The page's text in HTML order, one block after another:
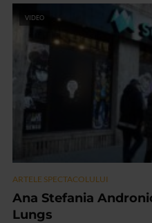
VIDEO
ARTELE SPECTACOLULUI
Ana Stefania
Lungs